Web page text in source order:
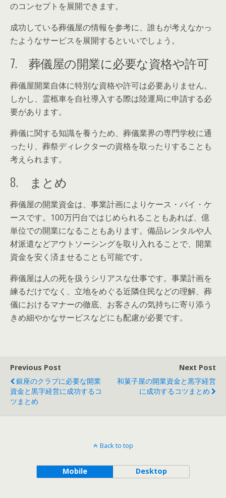
のコンセプトを展開できます。
成功している葬儀屋の情報を参考に、誰もが考えなかっ
たようなサービスを展開するといいでしょう。
7. 葬儀屋の開業に必要な資格や許可
葬儀屋開業自体に特別な資格や許可は必要ありません。
しかし、霊柩車を自社導入する際は陸運局に申請する必
要があります。
葬儀に関する知識を養うため、葬儀業界の専門学校に通
ったり、葬祭ディレクターの資格を取ったりすることも
考えられます。
8. まとめ
葬儀屋の開業資金は、事業計画によりケース・バイ・ケ
ースです。100万円台ではじめられることもあれば、億
単位での開業になることもあります。備品レンタルや人
材派遣などアウトソーシングを取り入れることで、開業
資金を安く済ませることも可能です。
葬儀屋は人の死を扱うシリアスな仕事です。事業計画を
練るだけでなく、立地をめぐる近隣住民などの理解、葬
儀におけるマナーの徹底、お客さんの気持ちに寄り添う
きめ細やかなサービスなどにも配慮が必要です。
Previous Post
銀座のクラブに必要な開業
資金と黒字経営に成功するコ
ツまとめ
Next Post
和菓子屋の開業資金と黒字経営
に成功するコツまとめ
Back to top
Mobile Desktop